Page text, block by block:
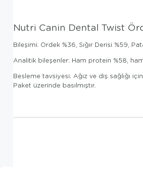
Nutri Canin Dental Twist
Bileşimi: Ordek %36, Sığır Derisi %59,
Analitik bileşenler: Ham protein %58,
Besleme tavsiyesi: Ağız ve diş sağlığı
Paket üzerinde basılmıştır.